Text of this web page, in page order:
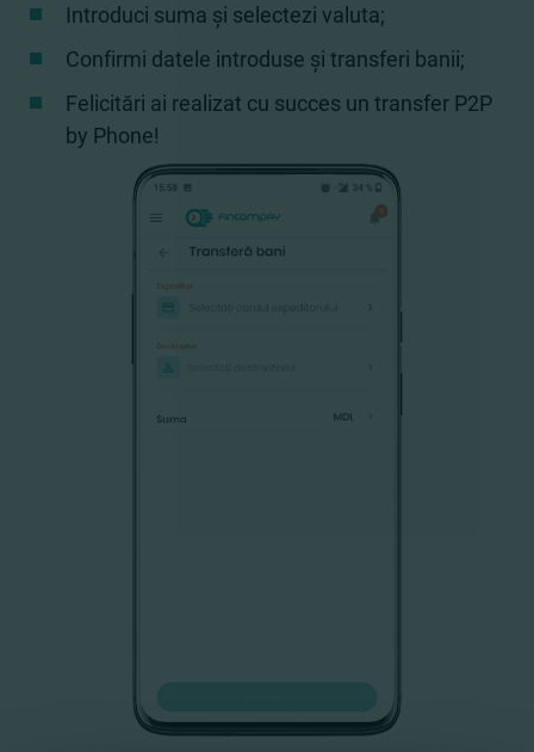
Introduci suma și selectezi valuta;
Confirmi datele introduse și transferi banii;
Felicitări ai realizat cu succes un transfer P2P
by Phone!